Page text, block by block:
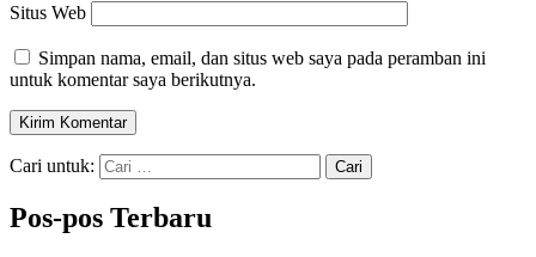
Situs Web
Simpan nama, email, dan situs web saya pada peramban ini
untuk komentar saya berikutnya.
Cari untuk:
Pos-pos Terbaru